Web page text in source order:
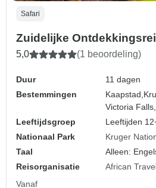
Safari
Zuidelijke
5,0 (1 beoordeling)
Duur
11 dagen
Bestemmingen
Kaapstad,
Victoria Falls,
Leeftijdsgroep
Leeftijden
Nationaal Park
Kruger
Taal
Alleen:
Reisorganisatie
African
Vanaf